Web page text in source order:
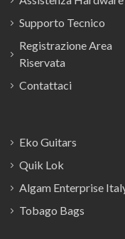
Supporto Tecnico
Registrazione Area
Riservata
Contattaci
Eko Guitars
Quik Lok
Algam Enterprise
Tobago Bags